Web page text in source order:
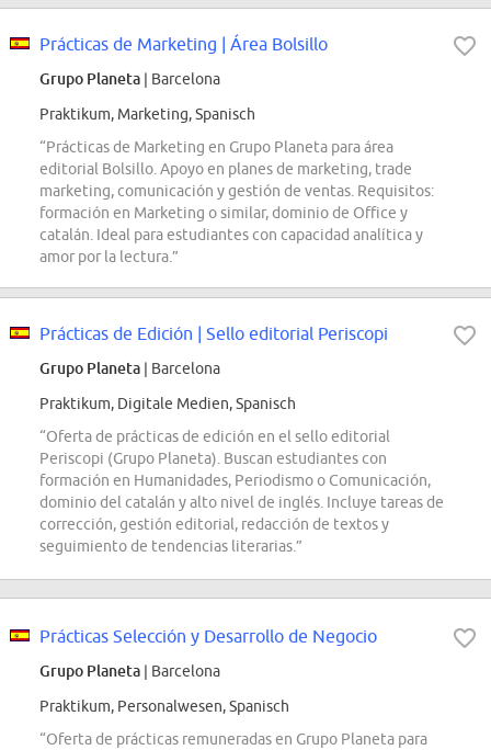
Prácticas de Marketing | Área Bolsillo
Grupo Planeta | Barcelona
Praktikum, Marketing, Spanisch
“Prácticas de Marketing en Grupo Planeta para área
editorial Bolsillo. Apoyo en planes de marketing, trade
marketing, comunicación y gestión de ventas. Requisitos:
formación en Marketing o similar, dominio de Office y
catalán. Ideal para estudiantes con capacidad analítica y
amor por la lectura.”
Prácticas de Edición | Sello editorial Periscopi
Grupo Planeta | Barcelona
Praktikum, Digitale Medien, Spanisch
“Oferta de prácticas de edición en el sello editorial
Periscopi (Grupo Planeta). Buscan estudiantes con
formación en Humanidades, Periodismo o Comunicación,
dominio del catalán y alto nivel de inglés. Incluye tareas de
corrección, gestión editorial, redacción de textos y
seguimiento de tendencias literarias.”
Prácticas Selección y Desarrollo de Negocio
Grupo Planeta | Barcelona
Praktikum, Personalwesen, Spanisch
“Oferta de prácticas remuneradas en Grupo Planeta para